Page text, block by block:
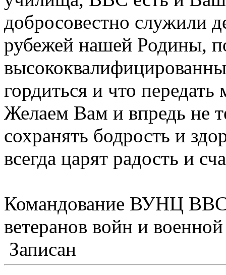
добросовестно служили
рубежей нашей Родины,
гордиться и что
Желаем Вам и впредь не
сохранять бодрость и
всегда царят радость и
Командование ВУНЦ
ветеранов войн и
Записан